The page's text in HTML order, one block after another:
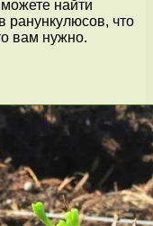
найти
ранункулюсов, что
вам нужно.